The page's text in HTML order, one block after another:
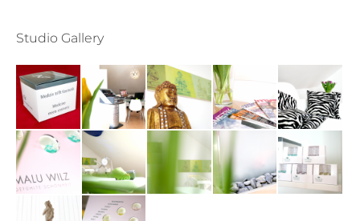
Studio Gallery